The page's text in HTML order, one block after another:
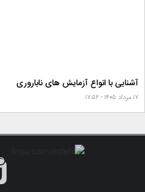
آشنایی با انواع آزمایش های ناباروری
۱۷ مرداد ۱۴۰۵ - ۱۷:۵۲